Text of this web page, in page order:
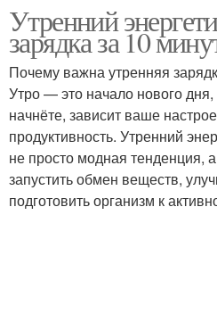
Зарядка с правильным
питанием
Зарядка без
спортивного инвентаря
Утренний
зарядка за 10
Почему важна утренняя
Утро — это начало нового дня,
начнёте, зависит ваше
продуктивность. Утренний
не просто модная тенденция,
запустить обмен веществ,
подготовить организм к